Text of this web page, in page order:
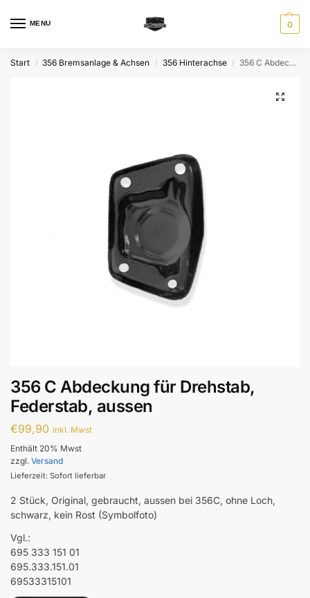
MENU 0
Start / 356 Bremsanlage & Achsen / 356 Hinterachse / 356 C Abdeckung für Drehstab, Federstab, aussen
356 C Abdeckung für Drehstab,
Federstab, aussen
€99,90 inkl. Mwst
Enthält 20% Mwst
zzgl. Versand
Lieferzeit: Sofort lieferbar
2 Stück, Original, gebraucht, aussen bei 356C, ohne Loch,
schwarz, kein Rost (Symbolfoto)
Vgl.:
695 333 151 01
695.333.151.01
69533315101